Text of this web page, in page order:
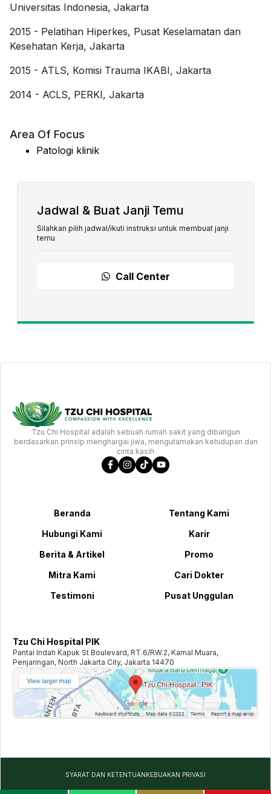
Universitas Indonesia, Jakarta
2015 - Pelatihan Hiperkes, Pusat Keselamatan dan
Kesehatan Kerja, Jakarta
2015 - ATLS, Komisi Trauma IKABI, Jakarta
2014 - ACLS, PERKI, Jakarta
Area Of Focus
Patologi klinik
Jadwal & Buat Janji Temu
Silahkan pilih jadwal/ikuti instruksi untuk membuat janji
temu
Call Center
Tzu Chi Hospital adalah sebuah rumah sakit yang dibangun
berdasarkan prinsip menghargai jiwa, mengutamakan kehidupan dan
cinta kasih
Beranda
Tentang Kami
Hubungi Kami
Karir
Berita & Artikel
Promo
Mitra Kami
Cari Dokter
Testimoni
Pusat Unggulan
Tzu Chi Hospital PIK
Pantai Indah Kapuk St Boulevard, RT.6/RW.2, Kamal Muara,
Penjaringan, North Jakarta City, Jakarta 14470
SYARAT DAN KETENTUANKEBIJAKAN PRIVASI